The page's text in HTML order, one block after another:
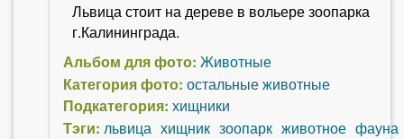
Львица стоит на дереве в вольере зоопарка
г.Калининграда.
Альбом для фото: Животные
Категория фото: остальные животные
Подкатегория: хищники
Тэги: львица хищник зоопарк животное фауна